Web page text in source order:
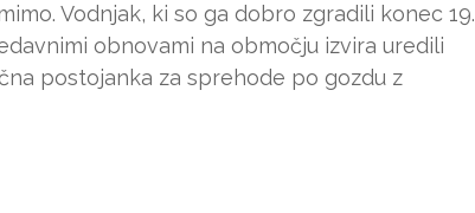
Vodnjak, ki so ga dobro zgradili konec 19.
obnovami na območju izvira uredili
postojanka za sprehode po gozdu z